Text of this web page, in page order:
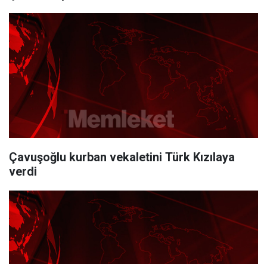
Çavuşoğlu kurban vekaletini Türk Kızılaya
verdi